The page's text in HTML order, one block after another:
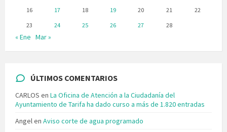
16
17 18 19 20 21
22
23
24 25 26 27 28
« Ene Mar »
ÚLTIMOS COMENTARIOS
CARLOS en La Oficina de Atención a la Ciudadanía del
Ayuntamiento de Tarifa ha dado curso a más de 1.820 entradas
Angelen Aviso corte de agua programado